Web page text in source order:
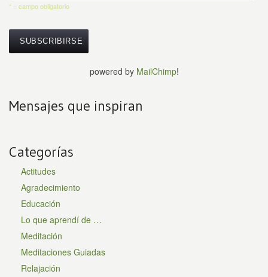
* = campo obligatorio
powered by MailChimp!
Mensajes que inspiran
Categorías
Actitudes
Agradecimiento
Educación
Lo que aprendí de …
Meditación
Meditaciones Guiadas
Relajación